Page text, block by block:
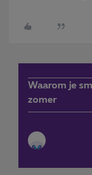
Waarom je
zomer